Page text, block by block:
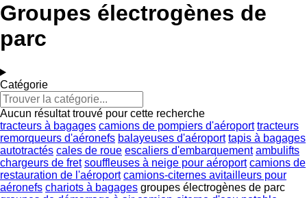
Groupes électrogènes de
parc
Catégorie
Aucun résultat trouvé pour cette recherche
tracteurs à bagages camions de pompiers d'aéroport tracteurs
remorqueurs d'aéronefs balayeuses d'aéroport tapis à bagages
autotractés cales de roue escaliers d'embarquement ambulifts
chargeurs de fret souffleuses à neige pour aéroport camions de
restauration de l'aéroport camions-citernes avitailleurs pour
aéronefs chariots à bagages groupes électrogènes de parc